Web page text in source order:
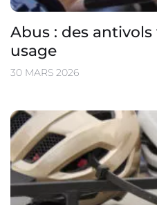
Abus : des
usage
30 MARS 2026